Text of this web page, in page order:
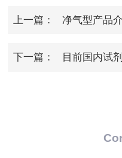
上一篇： 净气型产品
下一篇： 目前国内试